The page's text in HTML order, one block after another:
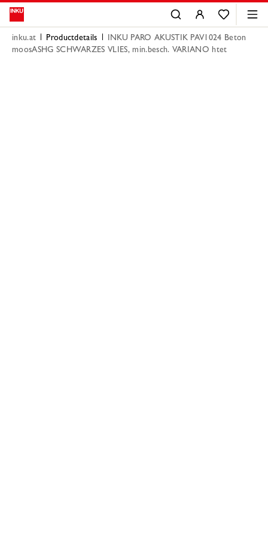
inku.at Productdetails
INKU PARO AKUSTIK PAV1024 Beton
moosASHG SCHWARZES VLIES, min.besch. VARIANO htet